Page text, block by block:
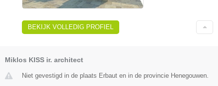
BEKIJK VOLLEDIG PROFIEL
Miklos KISS ir. architect
Niet gevestigd in de plaats Erbaut en in de provincie Henegouwen.